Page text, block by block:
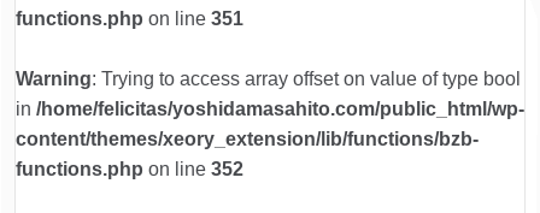
functions.php on line 351
Warning: Trying to access array offset on value of type bool
in /home/felicitas/yoshidamasahito.com/public_html/wp-
content/themes/xeory_extension/lib/functions/bzb-
functions.php on line 352